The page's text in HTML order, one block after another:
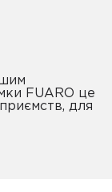
FUARO це
для